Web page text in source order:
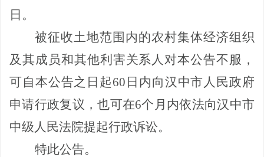
日。
被征收土地范围内的农村集体经济组织
及其成员和其他利害关系人对本公告不服，
可自本公告之日起60 日内向汉中市人民政府
申请行政复议，也可在6个月内依法向汉中市
中级人民法院提起行政诉讼。
特此公告。